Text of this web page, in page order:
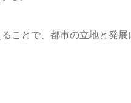
ことで、都市の立地と発展